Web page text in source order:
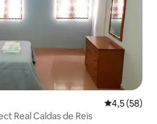
4,5 de uma
4,5 (58)
Apartamento Loft II Select Real Caldas de Reis